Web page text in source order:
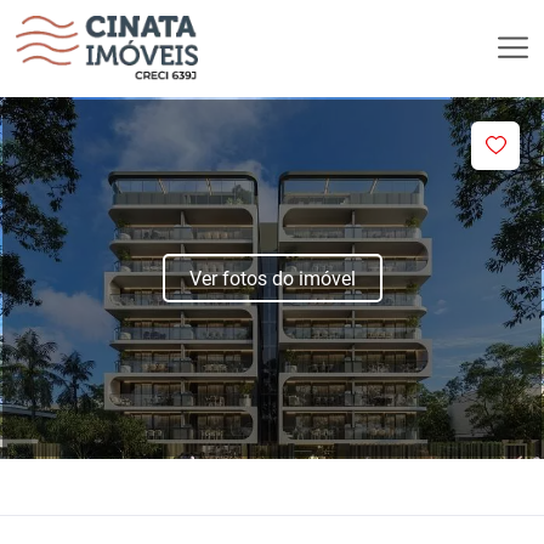
Ver fotos do imóvel